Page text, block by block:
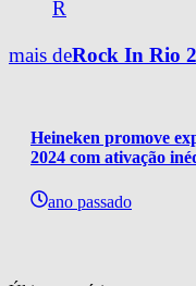
R
mais deRock In Rio
Heineken promove
2024 com ativação
ano passado